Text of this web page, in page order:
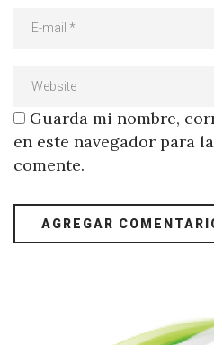
Guarda mi nombre,
en este navegador para
comente.